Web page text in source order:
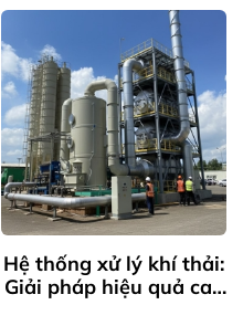
vệ môi trường. Một trong những
vấn đề quan trọng nhất mà
chúng ta phải đối mặt là khí thải
công nghiệp. Khí thải này không
chỉ ảnh hưởng nghiêm trọng đến
môi trường mà còn tác động tiêu
cực đến sức khỏe con người. Trong
bài viết này, chúng ta sẽ cùng
nhau tìm hiểu về khí thải công
nghiệp là gì, nguyên nhân phát
sinh, tác hại của nó và đặc biệt là
các biện pháp xử lý hiệu quả để
giảm thiểu mức độ ảnh hưởng.
Hệ thống xử lý khí thải:
Giải pháp hiệu quả cao